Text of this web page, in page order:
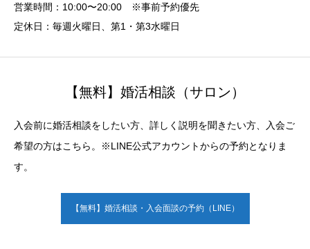
営業時間：10:00〜20:00 ※事前予約優先
定休日：毎週火曜日、第1・第3水曜日
【無料】婚活相談（サロン）
入会前に婚活相談をしたい方、詳しく説明を聞きたい方、入会ご
希望の方はこちら。※LINE公式アカウントからの予約となりま
す。
【無料】婚活相談・入会面談の予約（LINE）